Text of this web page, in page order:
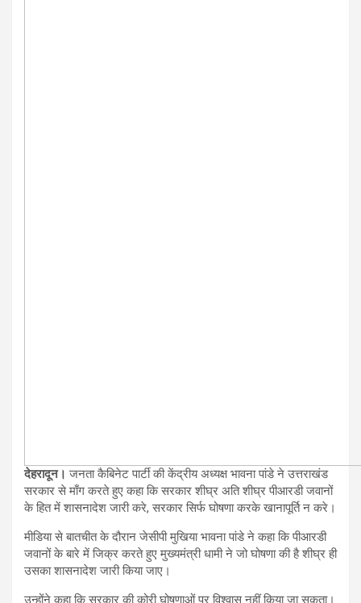
देहरादून। जनता कैबिनेट पार्टी की केंद्रीय अध्यक्ष भावना पांडे ने उत्तराखंड
सरकार से माँग करते हुए कहा कि सरकार शीघ्र अति शीघ्र पीआरडी जवानों
के हित में शासनादेश जारी करे, सरकार सिर्फ घोषणा करके खानापूर्ति न करे।
मीडिया से बातचीत के दौरान जेसीपी मुखिया भावना पांडे ने कहा कि पीआरडी
जवानों के बारे में जिक्र करते हुए मुख्यमंत्री धामी ने जो घोषणा की है शीघ्र ही
उसका शासनादेश जारी किया जाए।
उन्होंने कहा कि सरकार की कोरी घोषणाओं पर विश्वास नहीं किया जा सकता।